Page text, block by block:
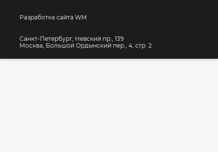
Разработка сайта WM
Санкт-Петербург, Невский пр., 139
Москва, Большой Ордынский пер., 4, стр. 2